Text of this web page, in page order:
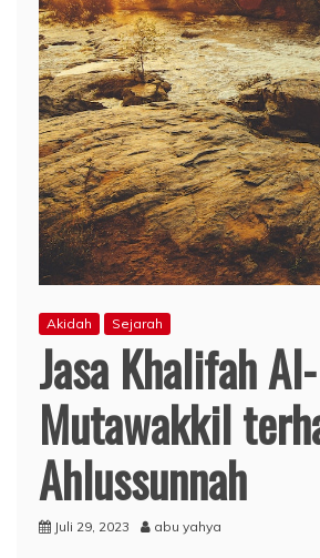
Akidah Sejarah
Jasa Khalifah Al-
Mutawakkil
Ahlussunnah
Juli 29, 2023 abu yahya